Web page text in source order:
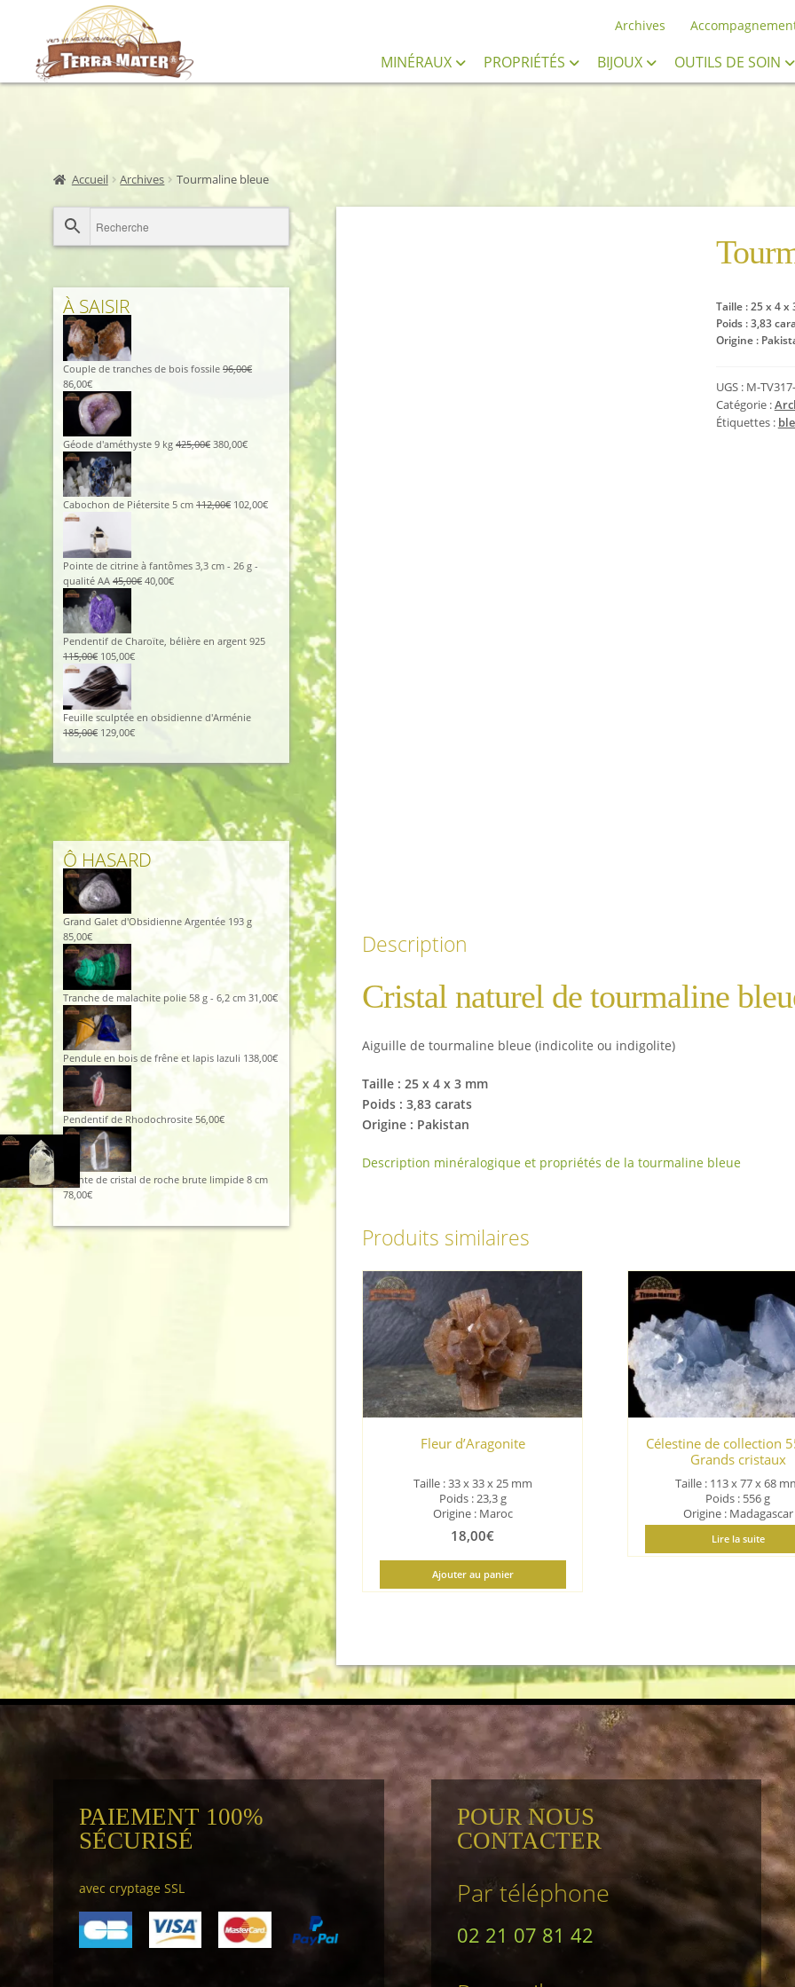
Aller
à
la
Aller
au
contenu
Archives
MINÉRAUX PROPRIÉTÉS BIJOUX OUTILS DE SOIN
Accueil Archives Tourmaline bleue
Taille : 25 x 4 x
Poids : 3,83
Origine :
UGS : M-
Catégorie :
Étiquettes :
Description
Cristal naturel de tourmaline
Aiguille de tourmaline bleue (indicolite ou indigolite)
Taille : 25 x 4 x 3 mm
Poids : 3,83 carats
Origine : Pakistan
Description minéralogique et propriétés de la tourmaline bleue
Produits similaires
Fleur d’Aragonite
Taille : 33 x 33 x 25 mm
Poids : 23,3 g
Origine : Maroc
18,00€
Ajouter au panier
Célestine de collection
Grands cristaux
Taille : 113 x 77 x 68
Poids : 556 g
Origine : Madagascar
Lire la suite
À SAISIR
Couple de tranches de bois fossile 96,00€
Le
prix
initial
était :
96,00€.
86,00€Le
prix
actuel
est :
86,00€.
Géode d'améthyste 9 kg 425,00€ Le
425,00€.
380,00€Le
380,00€.
Cabochon de Piétersite 5 cm 112,00€ Le
112,00€.
102,00€Le
actuel
102,00€.
Pointe de citrine à fantômes 3,3 cm - 26 g -
qualité AA 45,00€ Le
45,00€.
40,00€Le
40,00€.
Pendentif de Charoïte, bélière en argent 925
115,00€ Le
prix
initial
était :
115,00€.
105,00€Le
105,00€.
Feuille sculptée en obsidienne d'Arménie
185,00€ Le
initial
était :
185,00€.
129,00€Le
actuel
est :
129,00€.
Ô HASARD
Grand Galet d'Obsidienne Argentée 193 g
85,00€
Tranche de malachite polie 58 g - 6,2 cm 31,00€
Pendule en bois de frêne et lapis lazuli 138,00€
Pendentif de Rhodochrosite 56,00€
Pointe de cristal de roche brute limpide 8 cm
78,00€
PAIEMENT 100%
SÉCURISÉ
avec cryptage SSL
POUR NOUS
CONTACTER
Par téléphone
02 21 07 81 42